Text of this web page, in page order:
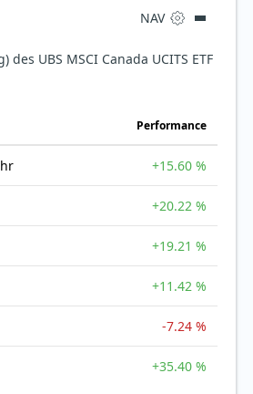
NAV
UBS MSCI Canada UCITS ETF
Perfor­mance
+15.60 %
+20.22 %
+19.21 %
+11.42 %
-7.24 %
+35.40 %